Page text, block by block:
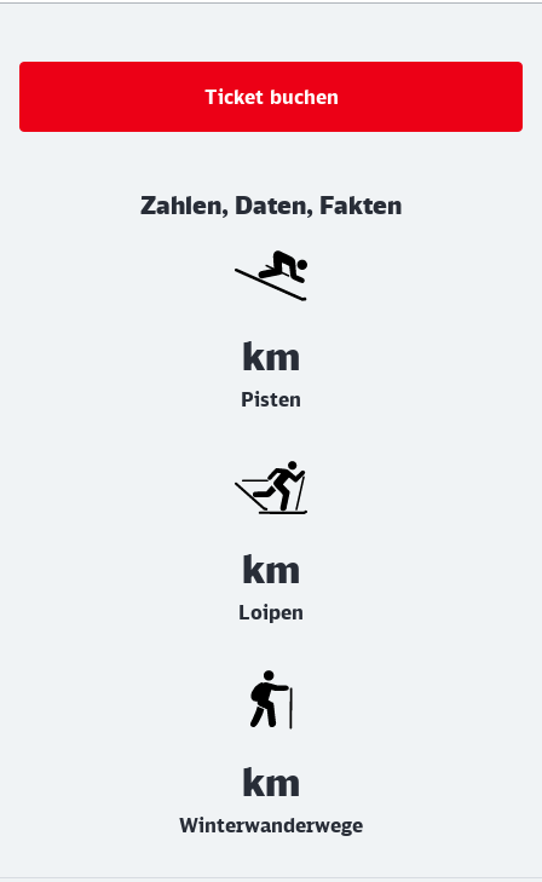
Ticket buchen
Zahlen, Daten, Fakten
km
Pisten
km
Loipen
km
Winterwanderwege